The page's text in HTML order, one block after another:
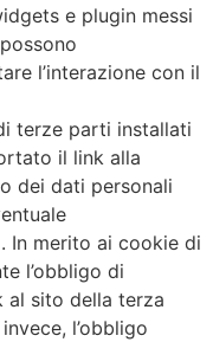
e plugin messi
l’interazione con il
terze parti installati
il link alla
dei dati personali
In merito ai cookie di
l’obbligo di
al sito della terza
l’obbligo